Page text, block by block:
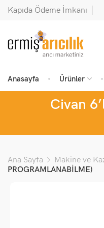
Kapıda Ödeme İmkanı
Anasayfa Ürünler
Civan
Ana Sayfa Makine ve
PROGRAMLANABİLME)